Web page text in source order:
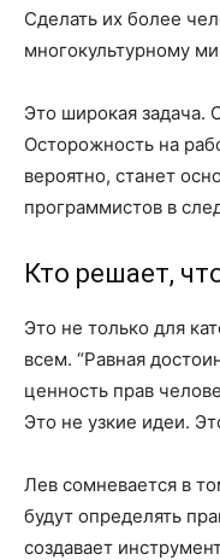
Сделать их более
многокультурному
Это широкая задача.
Осторожность на
вероятно, станет
программистов в
Кто решает,
Это не только для
всем. “Равная
ценность прав
Это не узкие идеи.
Лев сомневается в
будут определять
создавает